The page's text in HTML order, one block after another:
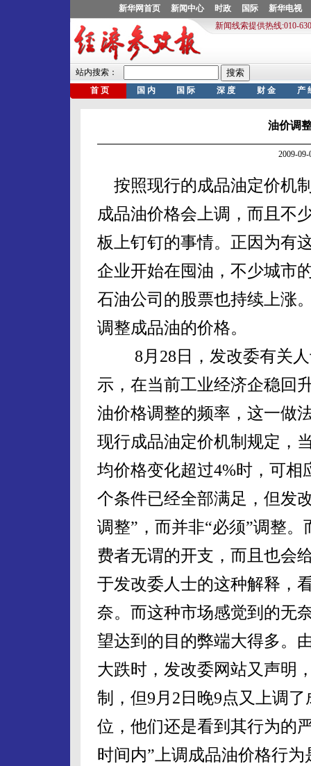
油价调
2009-
按照现行的成品油定价机
成品油价格会上调，而且不
板上钉钉的事情。正因为有
企业开始在囤油，不少城市
石油公司的股票也持续上涨
调整成品油的价格。
8月28日，发改委有关人
示，在当前工业经济企稳回
油价格调整的频率，这一做
现行成品油定价机制规定，
均价格变化超过4%时，可
个条件已经全部满足，但发
调整”，而并非“必须”调整
费者无谓的开支，而且也会
于发改委人士的这种解释，
奈。而这种市场感觉到的无
望达到的目的弊端大得多。
大跌时，发改委网站又声明
制，但9月2日晚9点又上调
位，他们还是看到其行为的
时间内”上调成品油价格行